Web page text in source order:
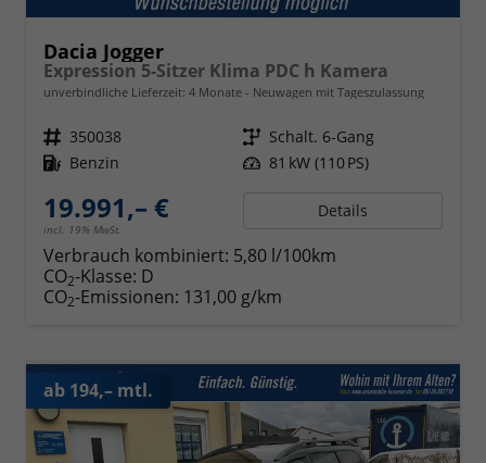
Dacia Jogger
Expression 5-Sitzer Klima PDC h Kamera
unverbindliche Lieferzeit: 4 Monate Neuwagen mit Tageszulassung
Fahrzeugnr. 350038 Getriebe Schalt. 6-Gang
Kraftstoff Benzin Leistung 81 kW (110 PS)
19.991,– €
incl. 19% MwSt.
Details
Verbrauch kombiniert: 5,80 l/100km
CO2-Klasse: D
CO2-Emissionen: 131,00 g/km
ab 194,– mtl.